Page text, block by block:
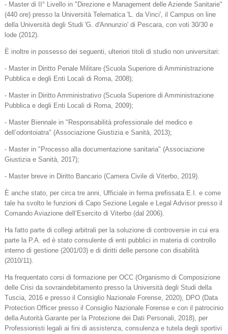
- Master di II° Livello in "Direzione e Management delle Aziende Sanitarie"
(440 ore) presso la Università Telematica 'L. da Vinci', il Campus on line
della Università degli Studi 'G. d'Annunzio' di Pescara, con voti 30/30 e
lode (2012).
È inoltre in possesso dei seguenti, ulteriori titoli di studio non universitari:
- Master in Diritto Penale Militare (Scuola Superiore di Amministrazione
Pubblica e degli Enti Locali di Roma, 2008);
- Master in Diritto Amministrativo (Scuola Superiore di Amministrazione
Pubblica e degli Enti Locali di Roma, 2009);
- Master Biennale in "Responsabilità professionale del medico e
dell’odontoiatra" (Associazione Giustizia e Sanità, 2013);
- Master in "Processo alla documentazione sanitaria" (Associazione
Giustizia e Sanità, 2017);
- Master breve in Diritto Bancario (Camera Civile di Viterbo, 2019).
È anche stato, per circa tre anni, Ufficiale in ferma prefissata E.I. e come
tale ha svolto le funzioni di Capo Sezione Legale e Legal Advisor presso il
Comando Aviazione dell’Esercito di Viterbo (dal 2006).
Ha fatto parte di collegi arbitrali per la soluzione di controversie in cui era
parte la P.A. ed è stato consulente di enti pubblici in materia di controllo
interno di gestione (2001/03) e di diritti delle persone con disabilità
(2010/11).
Ha frequentato corsi di formazione per OCC (Organismo di Composizione
delle Crisi da sovraindebitamento presso la Università degli Studi della
Tuscia, 2016 e presso il Consiglio Nazionale Forense, 2020), DPO (Data
Protection Officer presso il Consiglio Nazionale Forense e con il patrocinio
della Autorità Garante per la Protezione dei Dati Personali, 2018), per
Professionisti legali ai fini di assistenza, consulenza e tutela degli sportivi